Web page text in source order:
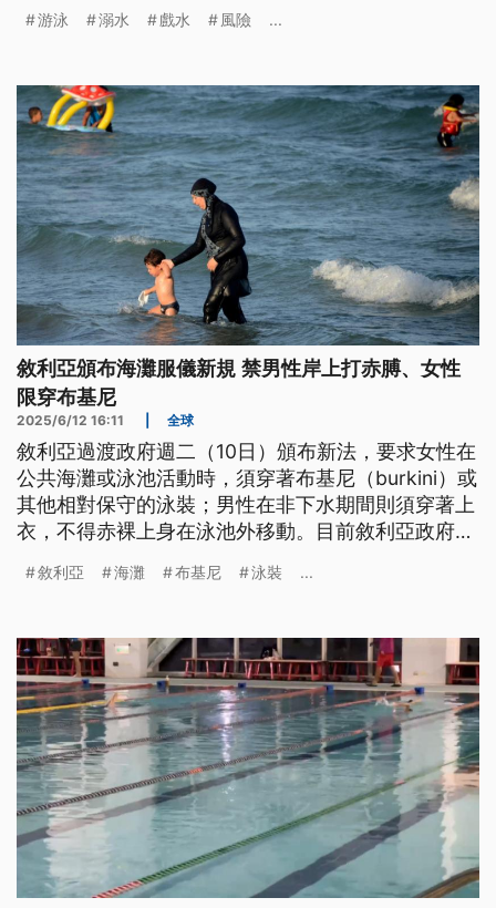
溺的主因。
游泳 溺水 戲水 風險 ...
敘利亞頒布海灘服儀新規 禁男性岸上打赤膊、女性
限穿布基尼
2025/6/12 16:11 全球
敘利亞過渡政府週二（10日）頒布新法，要求女性在
公共海灘或泳池活動時，須穿著布基尼（burkini）或
其他相對保守的泳裝；男性在非下水期間則須穿著上
衣，不得赤裸上身在泳池外移動。目前敘利亞政府尚
監督公共海灘及泳池民眾的衣著。
敘利亞 海灘 布基尼 泳裝 ...